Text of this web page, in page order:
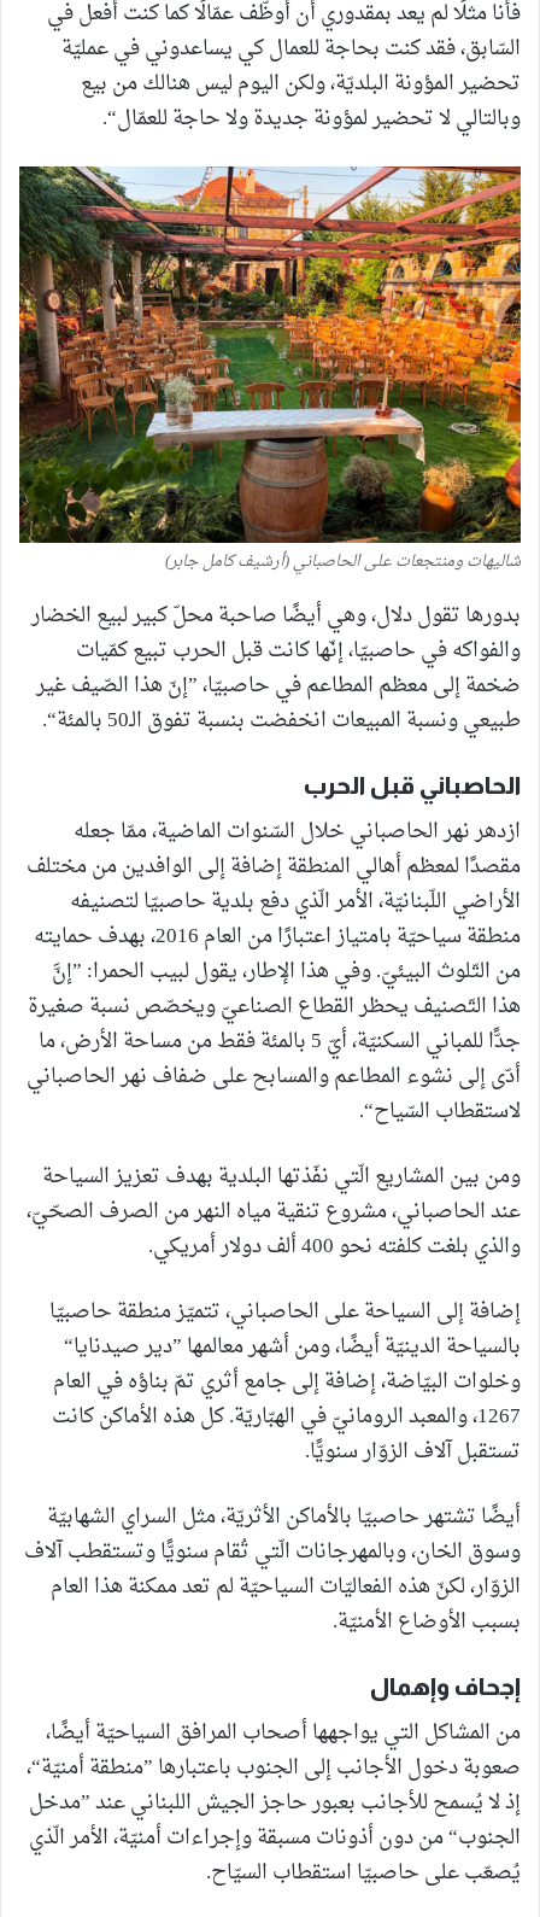
فأنا مثلًا لم يعد بمقدوري أن أوظّف عمّالًا كما كنت أفعل في
السّابق، فقد كنت بحاجة للعمال كي يساعدوني في عمليّة
تحضير المؤونة البلديّة، ولكن اليوم ليس هنالك من بيع
وبالتالي لا تحضير لمؤونة جديدة ولا حاجة للعمّال“.
شاليهات ومنتجعات على الحاصباني (أرشيف كامل جابر)
بدورها تقول دلال، وهي أيضًا صاحبة محلّ كبير لبيع الخضار
والفواكه في حاصبيّا، إنّها كانت قبل الحرب تبيع كمّيات
ضخمة إلى معظم المطاعم في حاصبيّا، ”إنّ هذا الصّيف غير
طبيعي ونسبة المبيعات انخفضت بنسبة تفوق الـ50 بالمئة“.
الحاصباني قبل الحرب
ازدهر نهر الحاصباني خلال السّنوات الماضية، ممّا جعله
مقصدًا لمعظم أهالي المنطقة إضافة إلى الوافدين من مختلف
الأراضي اللّبنانيّة، الأمر الّذي دفع بلدية حاصبيّا لتصنيفه
منطقة سياحيّة بامتياز اعتبارًا من العام 2016، بهدف حمايته
من التّلوث البيئيّ. وفي هذا الإطار، يقول لبيب الحمرا: ”إنَّ
هذا التّصنيف يحظر القطاع الصناعيّ ويخصّص نسبة صغيرة
جدًّا للمباني السكنيّة، أيّ 5 بالمئة فقط من مساحة الأرض، ما
أدّى إلى نشوء المطاعم والمسابح على ضفاف نهر الحاصباني
لاستقطاب السّياح“.
ومن بين المشاريع الّتي نفّذتها البلدية بهدف تعزيز السياحة
عند الحاصباني، مشروع تنقية مياه النهر من الصرف الصحّيّ،
والذي بلغت كلفته نحو 400 ألف دولار أمريكي.
إضافة إلى السياحة على الحاصباني، تتميّز منطقة حاصبيّا
بالسياحة الدينيّة أيضًا، ومن أشهر معالمها ”دير صيدنايا“
وخلوات البيّاضة، إضافة إلى جامع أثري تمّ بناؤه في العام
1267، والمعبد الرومانيّ في الهبّاريّة. كل هذه الأماكن كانت
تستقبل آلاف الزوّار سنويًّا.
أيضًا تشتهر حاصبيّا بالأماكن الأثريّة، مثل السراي الشهابيّة
وسوق الخان، وبالمهرجانات الّتي تُقام سنويًّا وتستقطب آلاف
الزوّار، لكنّ هذه الفعاليّات السياحيّة لم تعد ممكنة هذا العام
بسبب الأوضاع الأمنيّة.
إجحاف وإهمال
من المشاكل التي يواجهها أصحاب المرافق السياحيّة أيضًا،
صعوبة دخول الأجانب إلى الجنوب باعتبارها ”منطقة أمنيّة“،
إذ لا يُسمح للأجانب بعبور حاجز الجيش اللبناني عند ”مدخل
الجنوب“ من دون أذونات مسبقة وإجراءات أمنيّة، الأمر الّذي
يُصعّب على حاصبيّا استقطاب السيّاح.